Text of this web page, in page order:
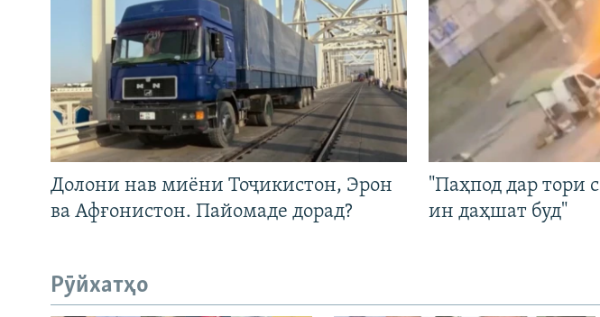
Долони нав миёни Тоҷикистон, Эрон
ва Афғонистон. Пайомаде дорад?
"Паҳпод дар тори
ин даҳшат буд"
Рӯйхатҳо